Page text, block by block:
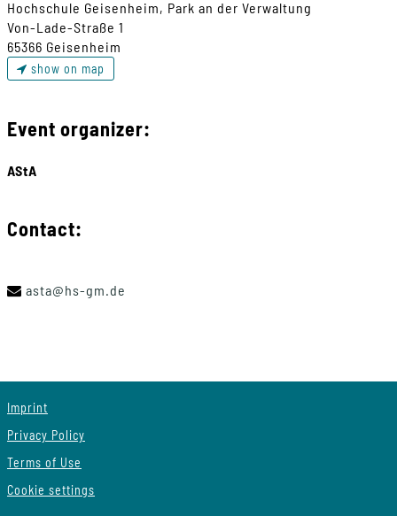
Hochschule Geisenheim, Park an der Verwaltung
Von-Lade-Straße 1
65366 Geisenheim
show on map
Event organizer:
AStA
Contact:
asta@hs-gm.de
Imprint
Privacy Policy
Terms of Use
Cookie settings